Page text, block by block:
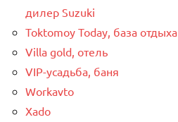
дилер Suzuki
Toktomoy Today, база отдыха
Villa gold, отель
VIP-усадьба, баня
Workavto
Xado